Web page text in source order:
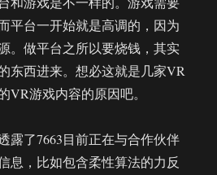
平台一开始就是高调的，因为
。做平台之所以要烧钱，其实
东西进来。想必这就是几家VR
VR游戏内容的原因吧。
露了7663目前正在与合作伙伴
息，比如包含柔性算法的力反